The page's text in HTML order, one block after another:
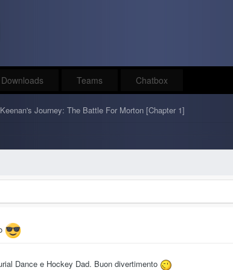
Downloads Teams Chatbox
Keenan's Journey: The Battle For Morton [Chapter 1]
Dance e Hockey Dad. Buon divertimento